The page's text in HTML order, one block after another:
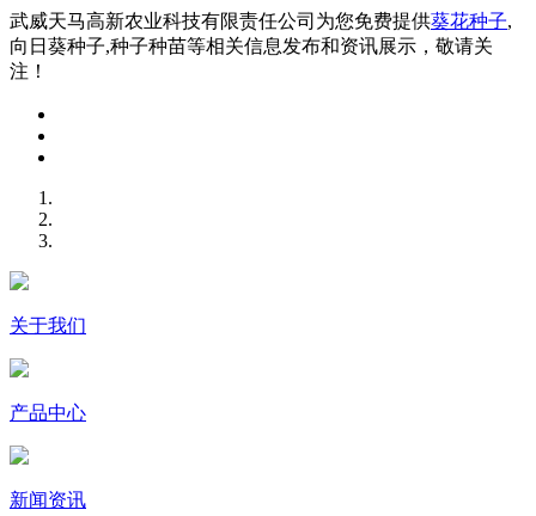
武威天马高新农业科技有限责任公司为您免费提供葵花种子,
向日葵种子,种子种苗等相关信息发布和资讯展示，敬请关
注！
关于我们
产品中心
新闻资讯